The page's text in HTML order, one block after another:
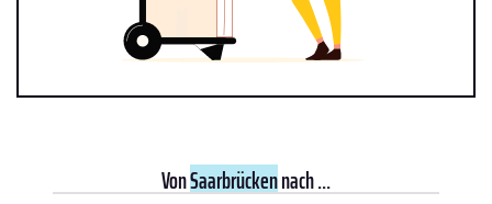
VonSaarbrückennach ...